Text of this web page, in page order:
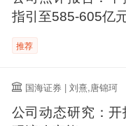
指引至585-605亿
推荐
国海证券 | 刘熹,唐锦珂
公司动态研究：